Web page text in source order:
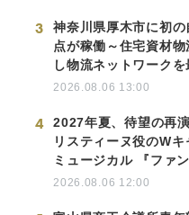
3
神奈川県厚木市に初
点が稼働～住宅資材
し物流ネットワークを
2026.08.06 13:00
4
2027年夏、待望の再
リスティーヌ役のWキ
ミュージカル 『ファン
2026.08.06 12:00